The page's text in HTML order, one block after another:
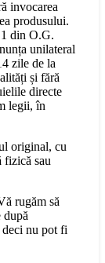
invocarea
produsului.
din O.G.
unilateral
zile de la
și fără
directe
legii, în
original, cu
fizică sau
rugăm să
după
deci nu pot fi